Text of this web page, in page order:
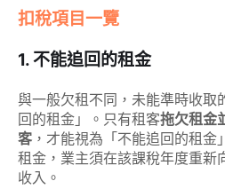
扣稅項目一覽
1. 不能追回的租金
與一般欠租不同，未能準時收取
回的租金」。只有租客拖欠租金
客 ，才能視為「不能追回的租
租金，業主須在該課稅年度重新
收入。